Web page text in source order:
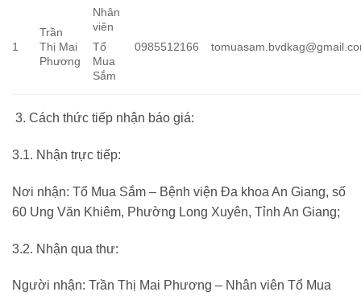
1
Trần
Thị Mai
Phương
Nhân
viên
Tổ
Mua
Sắm
0985512166
Cách thức tiếp nhận báo giá:
3.1. Nhận trực tiếp:
Nơi nhận: Tổ Mua Sắm – Bệnh viện Đa khoa An Giang, số
60 Ung Văn Khiêm, Phường Long Xuyên, Tỉnh An Giang;
3.2. Nhận qua thư:
Người nhận: Trần Thị Mai Phương – Nhân viên Tổ Mua